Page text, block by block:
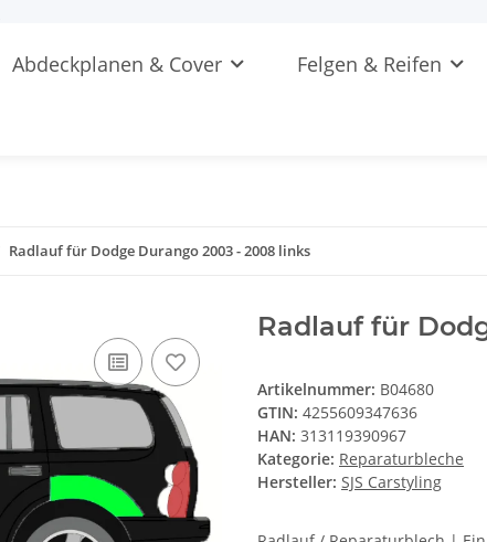
Abdeckplanen & Cover Felgen & Reifen
Radlauf für Dodge Durango 2003 - 2008 links
Radlauf für
Artikelnummer: B04680
GTIN: 4255609347636
HAN: 313119390967
Kategorie: Reparaturbleche
Hersteller: SJS Carstyling